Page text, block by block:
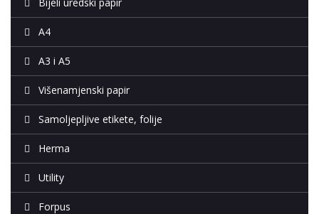
A4
A3 i A5
Višenamjenski papir
Samoljepljive etikete, folije
Herma
Utility
Forpus